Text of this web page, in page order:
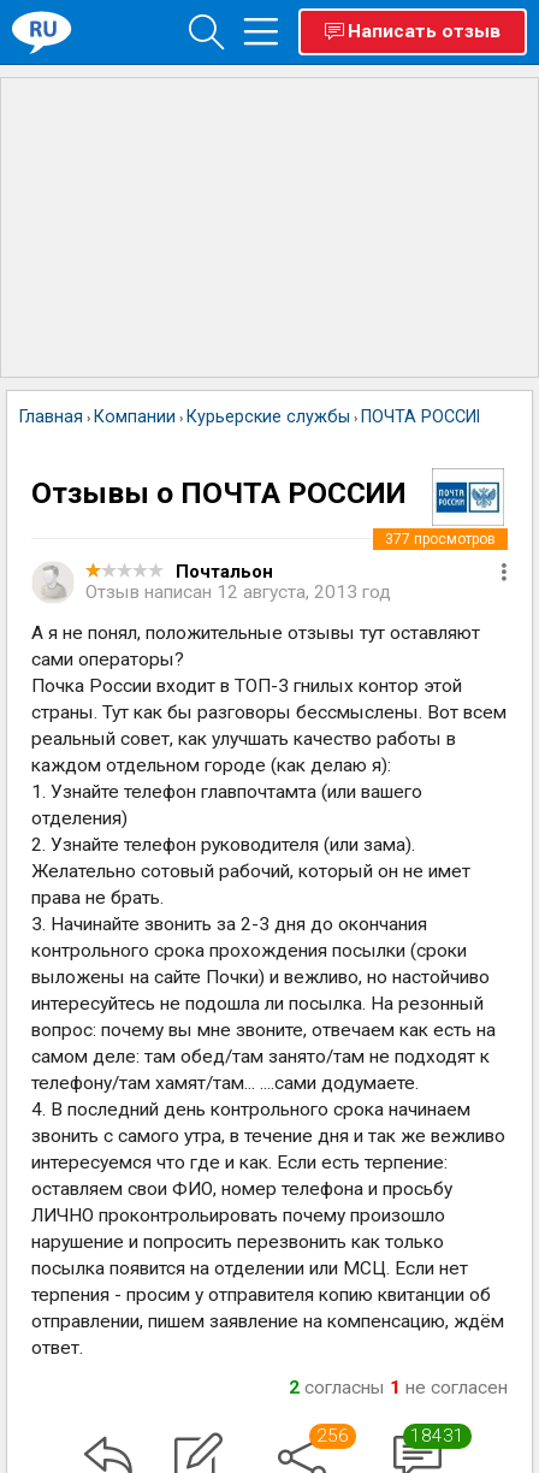
Написать отзыв
Главная › Компании › Курьерские службы › ПОЧТА РОССИИ
Отзывы о ПОЧТА РОССИИ
Почтальон
Отзыв написан 12 августа, 2013 год
377 просмотров
А я не понял, положительные отзывы тут оставляют
сами операторы?
Почка России входит в ТОП-3 гнилых контор этой
страны. Тут как бы разговоры бессмыслены. Вот всем
реальный совет, как улучшать качество работы в
каждом отдельном городе (как делаю я):
1. Узнайте телефон главпочтамта (или вашего
отделения)
2. Узнайте телефон руководителя (или зама).
Желательно сотовый рабочий, который он не имет
права не брать.
3. Начинайте звонить за 2-3 дня до окончания
контрольного срока прохождения посылки (сроки
выложены на сайте Почки) и вежливо, но настойчиво
интересуйтесь не подошла ли посылка. На резонный
вопрос: почему вы мне звоните, отвечаем как есть на
самом деле: там обед/там занято/там не подходят к
телефону/там хамят/там... ....сами додумаете.
4. В последний день контрольного срока начинаем
звонить с самого утра, в течение дня и так же вежливо
интересуемся что где и как. Если есть терпение:
оставляем свои ФИО, номер телефона и просьбу
ЛИЧНО проконтрольировать почему произошло
нарушение и попросить перезвонить как только
посылка появится на отделении или МСЦ. Если нет
терпения - просим у отправителя копию квитанции об
отправлении, пишем заявление на компенсацию, ждём
ответ.
2 согласны 1 не согласен
256 18431